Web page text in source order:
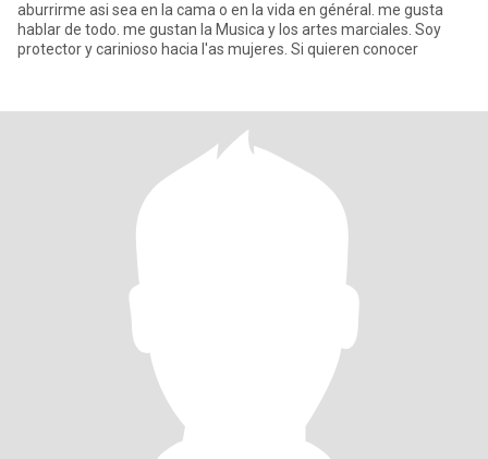
aburrirme asi sea en la cama o en la vida en général. me gusta
hablar de todo. me gustan la Musica y los artes marciales. Soy
protector y carinioso hacia l'as mujeres. Si quieren conocer